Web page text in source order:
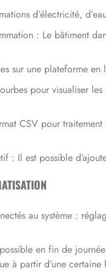
d’électricité,
: Le bâtiment
sur une plateforme
pour visualiser
CSV pour
: Il est possible
au système :
en fin de
à partir d’une certaine